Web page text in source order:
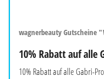
wagnerbeauty Gutscheine
10% Rabatt auf alle
10% Rabatt auf alle Gabri-